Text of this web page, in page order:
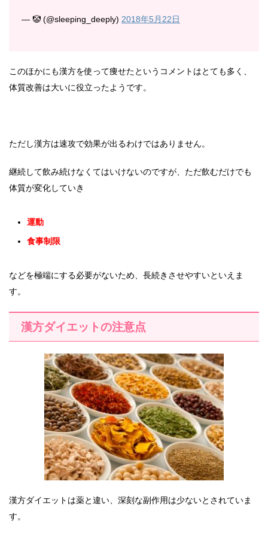
— 🤡 (@sleeping_deeply) 2018年5月22日
このほかにも漢方を使って痩せたというコメントはとても多く、
体質改善は大いに役立ったようです。
ただし漢方は速攻で効果が出るわけではありません。
継続して飲み続けなくてはいけないのですが、ただ飲むだけでも
体質が変化していき
運動
食事制限
などを極端にする必要がないため、長続きさせやすいといえま
す。
漢方ダイエットの注意点
漢方ダイエットは薬と違い、深刻な副作用は少ないとされていま
す。